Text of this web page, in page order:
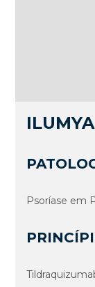
ILUMYA
Psoríase em